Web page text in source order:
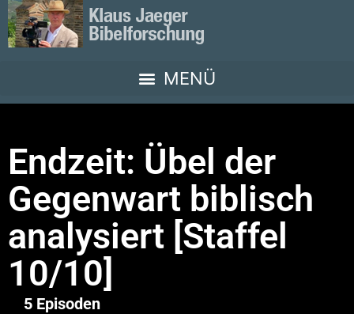
Endzeit: Übel der
Gegenwart biblisch
analysiert [Staffel
10/10]
5 Episoden